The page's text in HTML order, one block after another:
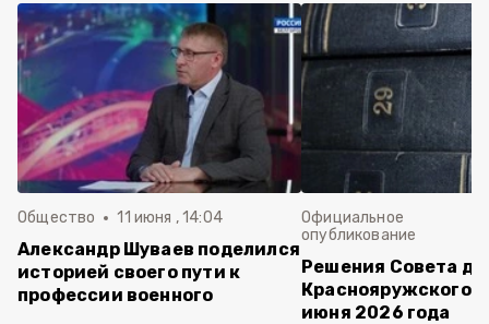
Общество 11 июня , 14:04
Александр Шуваев поделился
историей своего пути к
профессии военного
Официальное
опубликование
Решения Совета
Краснояружского
июня 2026 года